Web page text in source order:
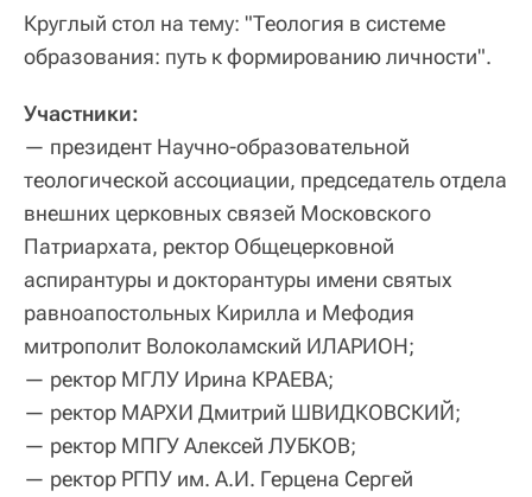
Круглый стол на тему: "Теология в системе
образования: путь к формированию личности".
Участники:
— президент Научно-образовательной
теологической ассоциации, председатель отдела
внешних церковных связей Московского
Патриархата, ректор Общецерковной
аспирантуры и докторантуры имени святых
равноапостольных Кирилла и Мефодия
митрополит Волоколамский ИЛАРИОН;
— ректор МГЛУ Ирина КРАЕВА;
— ректор МАРХИ Дмитрий ШВИДКОВСКИЙ;
— ректор МПГУ Алексей ЛУБКОВ;
— ректор РГПУ им. А.И. Герцена Сергей